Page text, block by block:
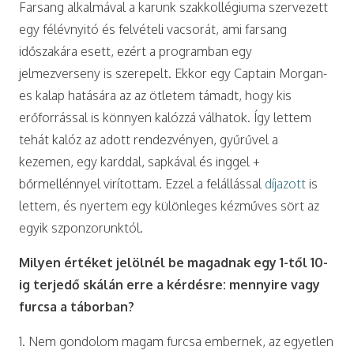
Farsang alkalmával a karunk szakkollégiuma szervezett
egy félévnyitó és felvételi vacsorát, ami farsang
időszakára esett, ezért a programban egy
jelmezverseny is szerepelt. Ekkor egy Captain Morgan-
es kalap hatására az az ötletem támadt, hogy kis
erőforrással is könnyen kalózzá válhatok. Így lettem
tehát kalóz az adott rendezvényen, gyűrűvel a
kezemen, egy karddal, sapkával és inggel +
bőrmellénnyel virítottam. Ezzel a felállással díjazott is
lettem, és nyertem egy különleges kézműves sört az
egyik szponzorunktól.
Milyen értéket jelölnél be magadnak egy 1-től 10-
ig terjedő skálán erre a kérdésre: mennyire vagy
furcsa a táborban?
1. Nem gondolom magam furcsa embernek, az egyetlen